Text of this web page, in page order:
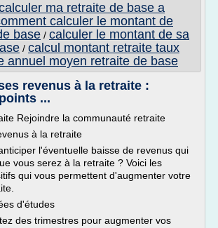
ma retraite de base a
calculer le montant de
base / calculer le montant de sa
/ calcul montant retraite taux
annuel moyen retraite de base
revenus à la retraite :
...
Rejoindre la communauté retraite
à la retraite
l'éventuelle baisse de revenus qui
vous serez à la retraite ? Voici les
qui vous permettent d'augmenter votre
d'études
des trimestres pour augmenter vos